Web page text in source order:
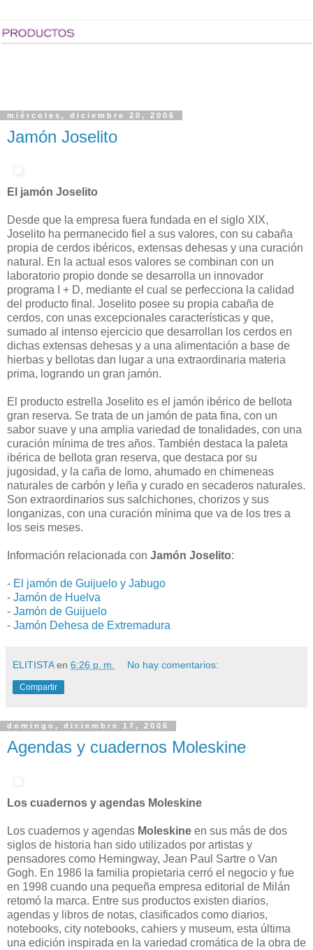
miércoles, diciembre 20, 2006
Jamón Joselito
El jamón Joselito
Desde que la empresa fuera fundada en el siglo XIX,
Joselito ha permanecido fiel a sus valores, con su cabaña
propia de cerdos ibéricos, extensas dehesas y una curación
natural. En la actual esos valores se combinan con un
laboratorio propio donde se desarrolla un innovador
programa I + D, mediante el cual se perfecciona la calidad
del producto final. Joselito posee su propia cabaña de
cerdos, con unas excepcionales características y que,
sumado al intenso ejercicio que desarrollan los cerdos en
dichas extensas dehesas y a una alimentación a base de
hierbas y bellotas dan lugar a una extraordinaria materia
prima, logrando un gran jamón.
El producto estrella Joselito es el jamón ibérico de bellota
gran reserva. Se trata de un jamón de pata fina, con un
sabor suave y una amplia variedad de tonalidades, con una
curación mínima de tres años. También destaca la paleta
ibérica de bellota gran reserva, que destaca por su
jugosidad, y la caña de lomo, ahumado en chimeneas
naturales de carbón y leña y curado en secaderos naturales.
Son extraordinarios sus salchichones, chorizos y sus
longanizas, con una curación mínima que va de los tres a
los seis meses.
Información relacionada con Jamón Joselito:
- El jamón de Guijuelo y Jabugo
- Jamón de Huelva
- Jamón de Guijuelo
- Jamón Dehesa de Extremadura
ELITISTA en 6:26 p. m. No hay comentarios:
Compartir
domingo, diciembre 17, 2006
Agendas y cuadernos Moleskine
Los cuadernos y agendas Moleskine
Los cuadernos y agendas Moleskine en sus más de dos
siglos de historia han sido utilizados por artistas y
pensadores como Hemingway, Jean Paul Sartre o Van
Gogh. En 1986 la familia propietaria cerró el negocio y fue
en 1998 cuando una pequeña empresa editorial de Milán
retomó la marca. Entre sus productos existen diarios,
agendas y libros de notas, clasificados como diarios,
notebooks, city notebooks, cahiers y museum, esta última
una edición inspirada en la variedad cromática de la obra de